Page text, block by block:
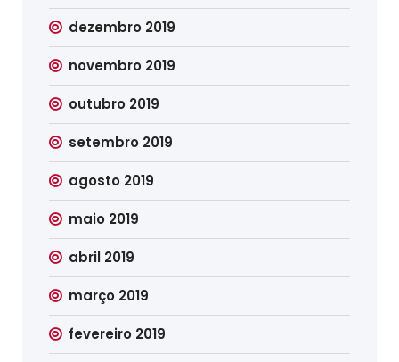
dezembro 2019
novembro 2019
outubro 2019
setembro 2019
agosto 2019
maio 2019
abril 2019
março 2019
fevereiro 2019